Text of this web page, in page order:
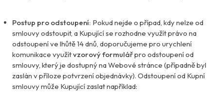
Postup pro odstoupení: Pokud nejde o případ, kdy nelze od
smlouvy odstoupit, a Kupující se rozhodne využít právo na
odstoupení ve lhůtě 14 dnů, doporučujeme pro urychlení
komunikace využítvzorový formulářpro odstoupení od
smlouvy, který je dostupný na Webové stránce (případně byl
zaslán v příloze potvrzení objednávky). Odstoupení od Kupní
smlouvy může Kupující zaslat například: